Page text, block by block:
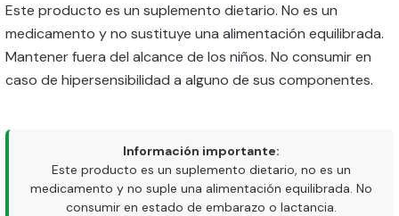
Este producto es un suplemento dietario. No es un
medicamento y no sustituye una alimentación equilibrada.
Mantener fuera del alcance de los niños. No consumir en
caso de hipersensibilidad a alguno de sus componentes.
Información importante:
Este producto es un suplemento dietario, no es un
medicamento y no suple una alimentación equilibrada. No
consumir en estado de embarazo o lactancia.